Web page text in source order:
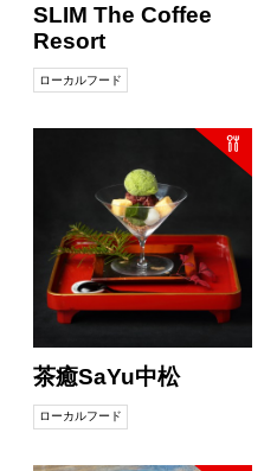
SLIM The Coffee
Resort
ローカルフード
茶癒SaYu中松
ローカルフード